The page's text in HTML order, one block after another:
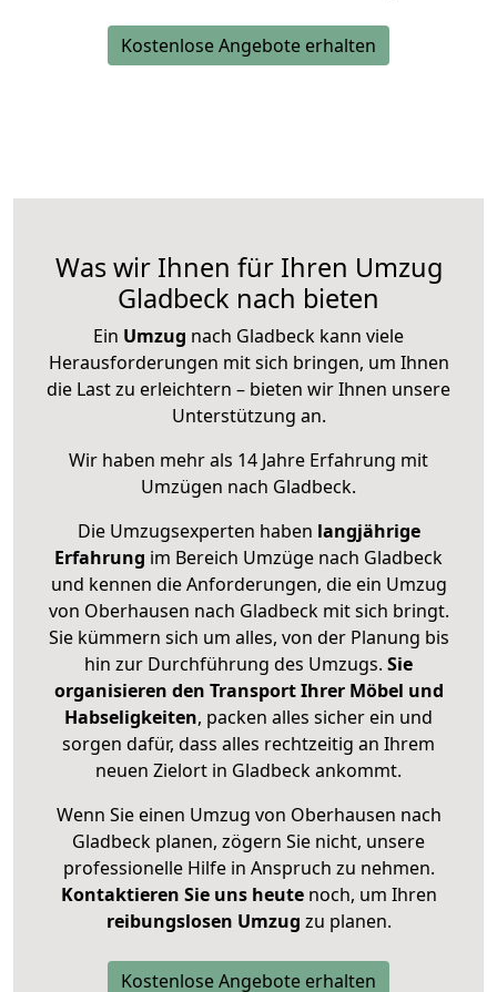
Kostenlose Angebote erhalten
Was wir Ihnen für Ihren Umzug
Gladbeck nach bieten
Ein Umzug nach Gladbeck kann viele
Herausforderungen mit sich bringen, um Ihnen
die Last zu erleichtern – bieten wir Ihnen unsere
Unterstützung an.
Wir haben mehr als 14 Jahre Erfahrung mit
Umzügen nach Gladbeck.
Die Umzugsexperten haben langjährige
Erfahrung im Bereich Umzüge nach Gladbeck
und kennen die Anforderungen, die ein Umzug
von Oberhausen nach Gladbeck mit sich bringt.
Sie kümmern sich um alles, von der Planung bis
hin zur Durchführung des Umzugs. Sie
organisieren den Transport Ihrer Möbel und
Habseligkeiten, packen alles sicher ein und
sorgen dafür, dass alles rechtzeitig an Ihrem
neuen Zielort in Gladbeck ankommt.
Wenn Sie einen Umzug von Oberhausen nach
Gladbeck planen, zögern Sie nicht, unsere
professionelle Hilfe in Anspruch zu nehmen.
Kontaktieren Sie uns heutenoch, um Ihren
reibungslosen Umzug zu planen.
Kostenlose Angebote erhalten